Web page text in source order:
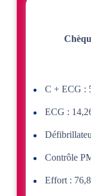
C + ECG :
ECG :
Contrôle
Effort :